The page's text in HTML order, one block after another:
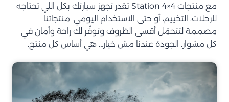
مع منتجات Station 4×4 تقدر تجهز سيارتك بكل اللي تحتاجه
للرحلات، التخييم، أو حتى الاستخدام اليومي. منتجاتنا
مصممة لتتحمّل أقسى الظروف وتوفّر لك راحة وأمان في
كل مشوار. الجودة عندنا مش خيار… هي أساس كل منتج.